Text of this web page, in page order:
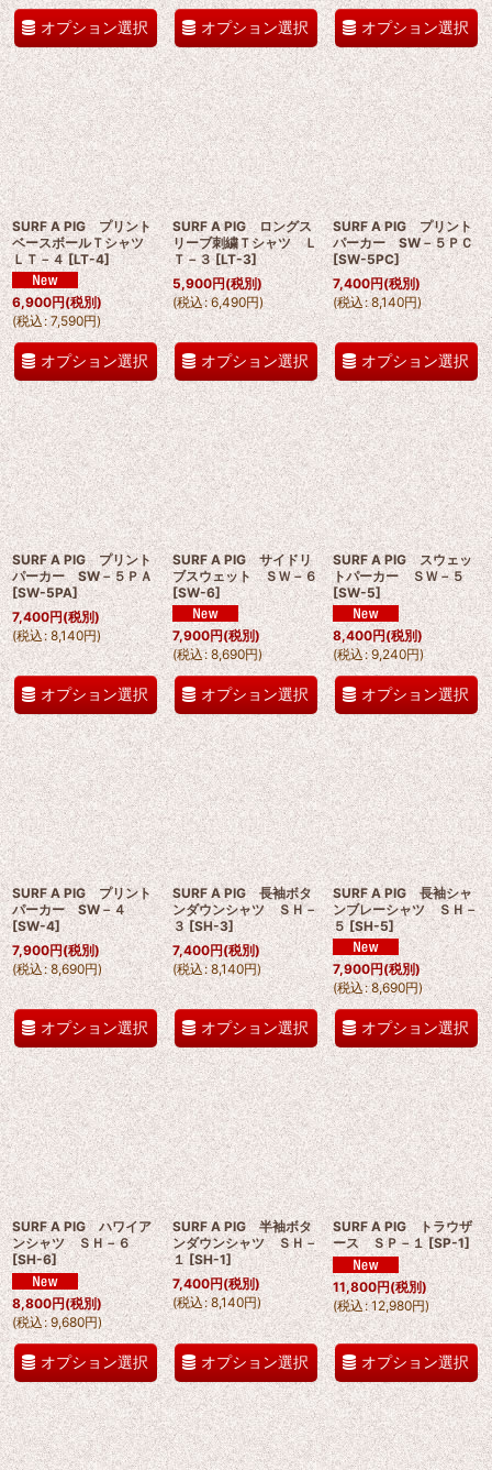
オプション選択 オプション選択 オプション選択
SURF A PIG プリント
ベースボールＴシャツ
ＬＴ－４ [LT-4]
6,900円(税別)
(税込: 7,590円)
オプション選択
SURF A PIG ロングス
リーブ刺繍Ｔシャツ Ｌ
Ｔ－３ [LT-3]
5,900円(税別)
(税込: 6,490円)
オプション選択
SURF A PIG プリント
パーカー SW－５ＰＣ
[SW-5PC]
7,400円(税別)
(税込: 8,140円)
オプション選択
SURF A PIG プリント
パーカー SW－５ＰＡ
[SW-5PA]
7,400円(税別)
(税込: 8,140円)
オプション選択
SURF A PIG サイドリ
ブスウェット ＳＷ－６
[SW-6]
7,900円(税別)
(税込: 8,690円)
オプション選択
SURF A PIG スウェッ
トパーカー ＳＷ－５
[SW-5]
8,400円(税別)
(税込: 9,240円)
オプション選択
SURF A PIG プリント
パーカー SW－４
[SW-4]
7,900円(税別)
(税込: 8,690円)
オプション選択
SURF A PIG 長袖ボタ
ンダウンシャツ ＳＨ－
３ [SH-3]
7,400円(税別)
(税込: 8,140円)
オプション選択
SURF A PIG 長袖シャ
ンブレーシャツ ＳＨ－
５ [SH-5]
7,900円(税別)
(税込: 8,690円)
オプション選択
SURF A PIG ハワイア
ンシャツ ＳＨ－６
[SH-6]
8,800円(税別)
(税込: 9,680円)
オプション選択
SURF A PIG 半袖ボタ
ンダウンシャツ ＳＨ－
１ [SH-1]
7,400円(税別)
(税込: 8,140円)
オプション選択
SURF A PIG トラウザ
ース ＳＰ－１ [SP-1]
11,800円(税別)
(税込: 12,980円)
オプション選択